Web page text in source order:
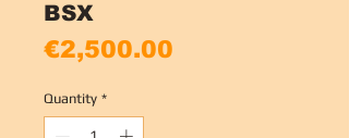
BSX
€2,500.00
Quantity *